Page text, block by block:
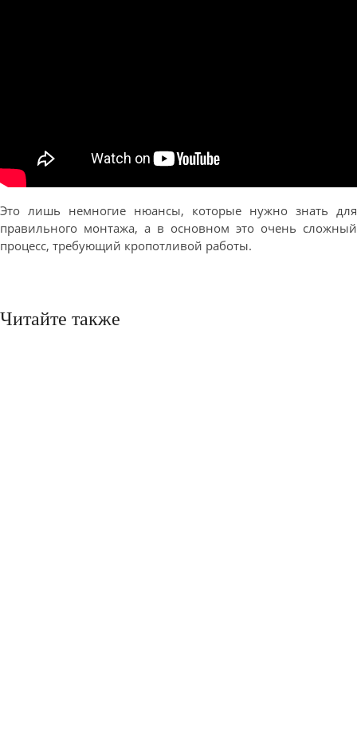
Это лишь немногие нюансы, которые нужно знать для
правильного монтажа, а в основном это очень сложный
процесс, требующий кропотливой работы.
Читайте также